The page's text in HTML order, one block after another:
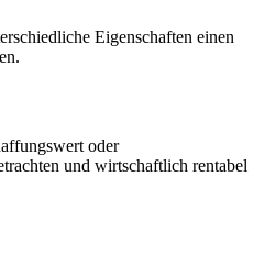
Eigenschaften einen
oder
und wirtschaftlich rentabel